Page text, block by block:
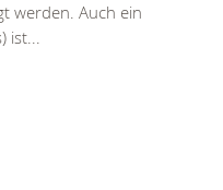
werden. Auch ein
ist...